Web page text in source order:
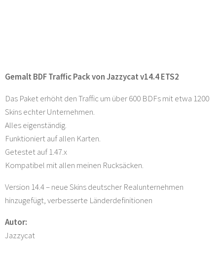
Gemalt BDF Traffic Pack von Jazzycat v14.4 ETS2
Das Paket erhöht den Traffic um über 600 BDFs mit etwa 1200
Skins echter Unternehmen.
Alles eigenständig.
Funktioniert auf allen Karten.
Getestet auf 1.47.x
Kompatibel mit allen meinen Rucksäcken.
Version 14.4 – neue Skins deutscher Realunternehmen
hinzugefügt, verbesserte Länderdefinitionen
Autor:
Jazzycat